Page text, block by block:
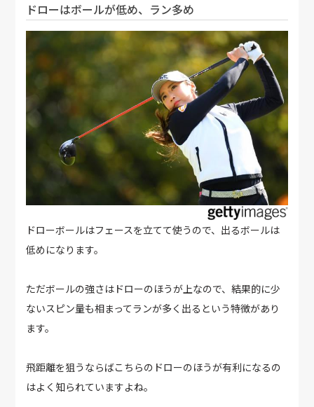
ドローはボールが低め、ラン多め
ドローボールはフェースを立てて使うので、出るボールは
低めになります。
ただボールの強さはドローのほうが上なので、結果的に少
ないスピン量も相まってランが多く出るという特徴があり
ます。
飛距離を狙うならばこちらのドローのほうが有利になるの
はよく知られていますよね。